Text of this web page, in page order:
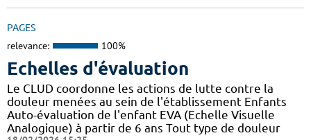
PAGES
relevance: 100%
Echelles d'évaluation
Le CLUD coordonne les actions de lutte contre la
douleur menées au sein de l'établissement Enfants
Auto-évaluation de l'enfant EVA (Echelle Visuelle
Analogique) à partir de 6 ans Tout type de douleur